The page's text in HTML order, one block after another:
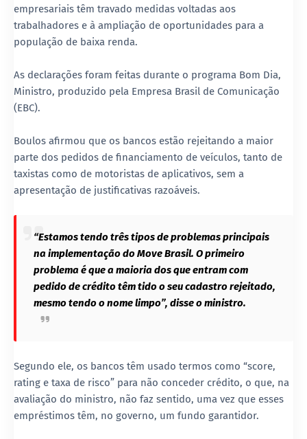
empresariais têm travado medidas voltadas aos
trabalhadores e à ampliação de oportunidades para a
população de baixa renda.
As declarações foram feitas durante o programa Bom Dia,
Ministro, produzido pela Empresa Brasil de Comunicação
(EBC).
Boulos afirmou que os bancos estão rejeitando a maior
parte dos pedidos de financiamento de veículos, tanto de
taxistas como de motoristas de aplicativos, sem a
apresentação de justificativas razoáveis.
“Estamos tendo três tipos de problemas principais
na implementação do Move Brasil. O primeiro
problema é que a maioria dos que entram com
pedido de crédito têm tido o seu cadastro rejeitado,
mesmo tendo o nome limpo”, disse o ministro.
Segundo ele, os bancos têm usado termos como “score,
rating e taxa de risco” para não conceder crédito, o que, na
avaliação do ministro, não faz sentido, uma vez que esses
empréstimos têm, no governo, um fundo garantidor.